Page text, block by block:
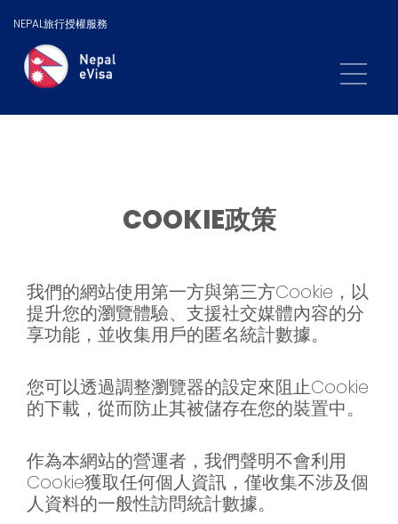
NEPAL旅行授權服務
COOKIE政策
我們的網站使用第一方與第三方Cookie，以
提升您的瀏覽體驗、支援社交媒體內容的分
享功能，並收集用戶的匿名統計數據。
您可以透過調整瀏覽器的設定來阻止Cookie
的下載，從而防止其被儲存在您的裝置中。
作為本網站的營運者，我們聲明不會利用
Cookie獲取任何個人資訊，僅收集不涉及個
人資料的一般性訪問統計數據。